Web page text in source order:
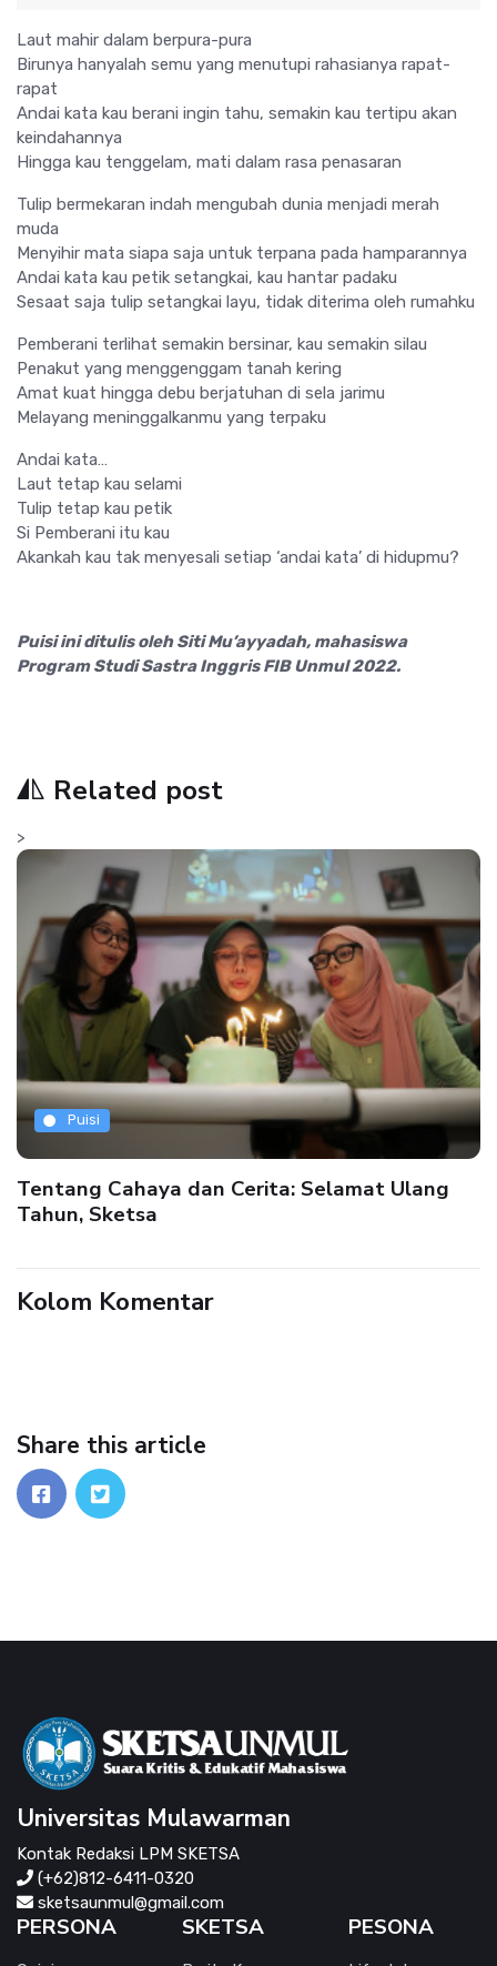
Laut mahir dalam berpura-pura
Birunya hanyalah semu yang menutupi rahasianya rapat-
rapat
Andai kata kau berani ingin tahu, semakin kau tertipu akan
keindahannya
Hingga kau tenggelam, mati dalam rasa penasaran
Tulip bermekaran indah mengubah dunia menjadi merah
muda
Menyihir mata siapa saja untuk terpana pada hamparannya
Andai kata kau petik setangkai, kau hantar padaku
Sesaat saja tulip setangkai layu, tidak diterima oleh rumahku
Pemberani terlihat semakin bersinar, kau semakin silau
Penakut yang menggenggam tanah kering
Amat kuat hingga debu berjatuhan di sela jarimu
Melayang meninggalkanmu yang terpaku
Andai kata…
Laut tetap kau selami
Tulip tetap kau petik
Si Pemberani itu kau
Akankah kau tak menyesali setiap ‘andai kata’ di hidupmu?
Puisi ini ditulis oleh Siti Mu’ayyadah, mahasiswa
Program Studi Sastra Inggris FIB Unmul 2022.
Related post
>
Puisi
Tentang Cahaya dan Cerita: Selamat Ulang
Tahun, Sketsa
Kolom Komentar
Share this article
Universitas Mulawarman
Kontak Redaksi LPM SKETSA
(+62)812-6411-0320
sketsaunmul@gmail.com
PERSONA SKETSA PESONA